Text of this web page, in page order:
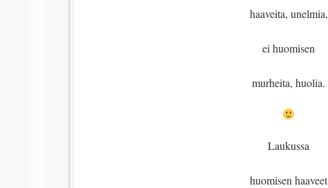
haaveita, unelmia,
ei huomisen
murheita, huolia.
Laukussa
huomisen haaveet